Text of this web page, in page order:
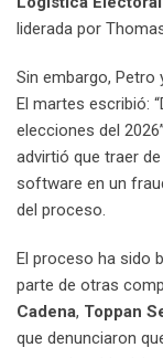
liderada por
Sin embargo, Petro
El martes escribió:
elecciones del
advirtió que traer
software en un
del proceso.
El proceso ha sido
parte de otras
Cadena, Toppan
que denunciaron